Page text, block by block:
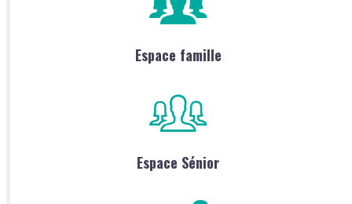
Espace famille
Espace Sénior